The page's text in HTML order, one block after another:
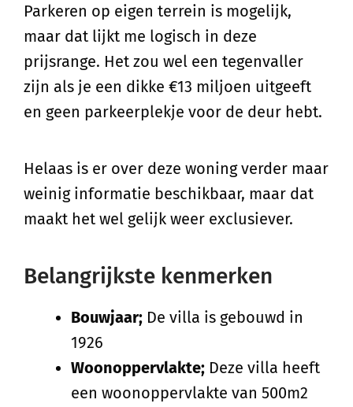
Parkeren op eigen terrein is mogelijk,
maar dat lijkt me logisch in deze
prijsrange. Het zou wel een tegenvaller
zijn als je een dikke €13 miljoen uitgeeft
en geen parkeerplekje voor de deur hebt.
Helaas is er over deze woning verder maar
weinig informatie beschikbaar, maar dat
maakt het wel gelijk weer exclusiever.
Belangrijkste kenmerken
Bouwjaar; De villa is gebouwd in
1926
Woonoppervlakte; Deze villa heeft
een woonoppervlakte van 500m2